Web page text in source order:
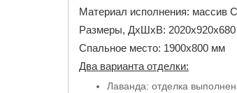
Материал исполнения: массив
Размеры, ДхШхВ:
Спальное место: 1900х800 мм
Два варианта отделки:
Лаванда: отделка